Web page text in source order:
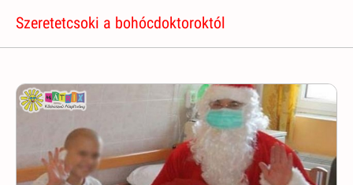
Szeretetcsoki a bohócdoktoroktól